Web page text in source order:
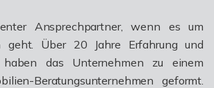
Ansprechpartner, wenn es um
geht. Über 20 Jahre Erfahrung und
haben das Unternehmen zu einem
Beratungsunternehmen geformt.